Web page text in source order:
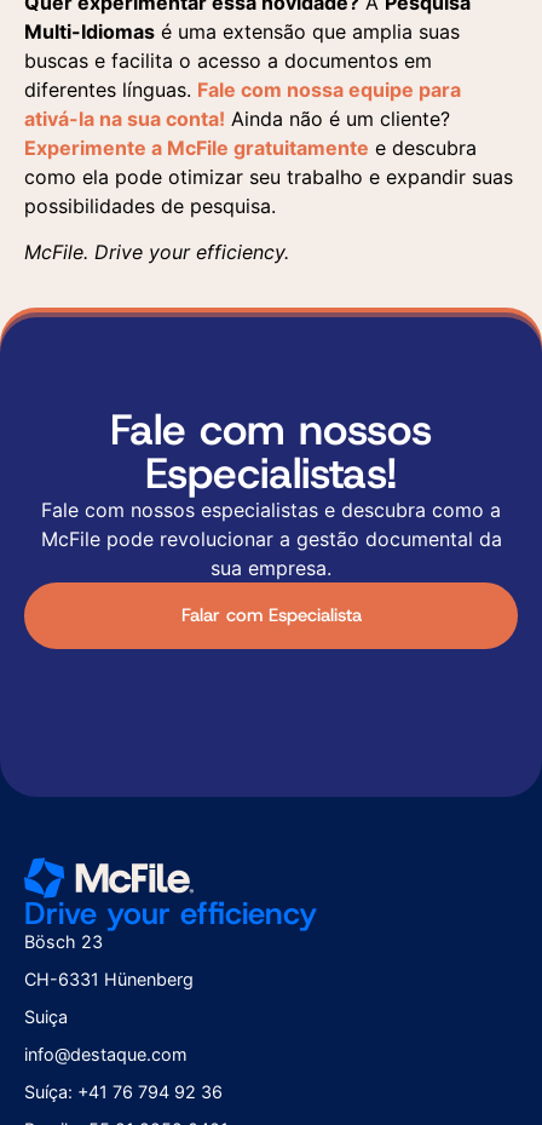
Multi-Idiomas é uma extensão que amplia suas
buscas e facilita o acesso a documentos em
diferentes línguas. Fale com nossa equipe para
ativá-la na sua conta! Ainda não é um cliente?
Experimente a McFile gratuitamente e descubra
como ela pode otimizar seu trabalho e expandir suas
possibilidades de pesquisa.
McFile. Drive your efficiency.
Fale com nossos
Especialistas!
Fale com nossos especialistas e descubra como a
McFile pode revolucionar a gestão documental da
sua empresa.
Falar com Especialista
Drive your efficiency
Bösch 23
CH-6331 Hünenberg
Suiça
info@destaque.com
Suíça: +41 76 794 92 36